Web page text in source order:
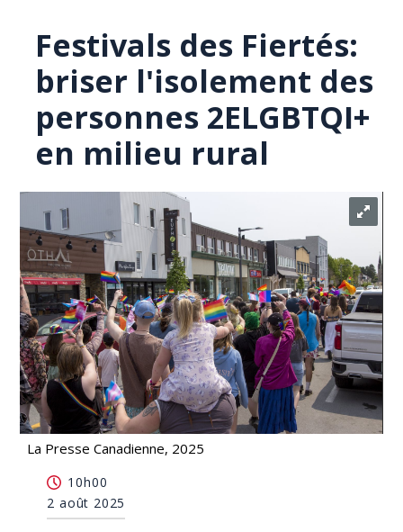
Festivals des Fiertés:
briser l'isolement des
personnes 2ELGBTQI+
en milieu rural
La Presse Canadienne, 2025
personnes 2ELGBTQI+ en milieu rural
10h00
2 août 2025